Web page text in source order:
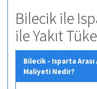
Bilecik ile
ile Yakıt
Bilecik - Isparta
Maliyeti Nedir?